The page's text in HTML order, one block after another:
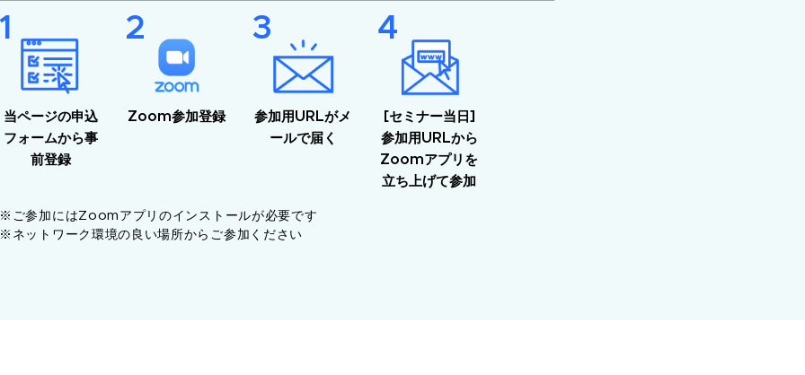
当ページの申込
フォームから事
前登録
Zoom参加登録
参加用URLがメ
ールで届く
[セミナー当日]
参加用URLから
Zoomアプリを
立ち上げて参加
※ご参加にはZoomアプリのインストールが必要です
※ネットワーク環境の良い場所からご参加ください